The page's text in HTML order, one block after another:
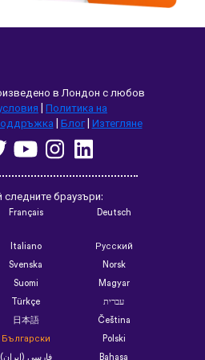
в Лондон с любов
Политика на
Блог| Изтегляне
следните браузъри:
Français Deutsch
Italiano Русский
Svenska Norsk
Suomi Magyar
Türkçe עברית
日本語 Čeština
Български Polski
فارسی (ایران) Bahasa